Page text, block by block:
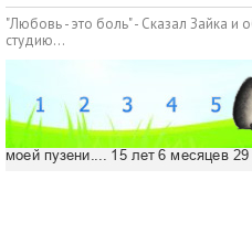
"Любовь - это боль" - Сказал Зайка и
студию...